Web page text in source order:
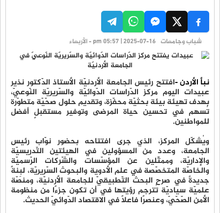
شباب وجامعات pm 05:57 | 2025-07-16 - الأربعاء
نبأ الأردن -افتتح رئيس الجامعة الأردنيّة الأستاذ الدّكتور نذير
عبيدات اليوم مركز الدّراسات الدّوائيّة والسّريريّة النّوعيّ،
بهدف تهيئة بيئة بحثيّة محفّزة، وتقديم حلول صحّيّة متطوّرة
تُسهم في تحسين حياة المرضى وتوفير مستقبلٍ أفضل
للمواطنين.
ويُشكّل المركز، الذي جرى افتتاحه بحضور نوّاب رئيس
الجامعة، وعدد من المسؤولين في الهيئتين التّدريسيّة
والإداريّة، وممثّلين عن المؤسّسات والشّركات الرّسميّة
والخاصّة المتخصّصة في علم الأدوية والبحوث السّريريّة، لبِنةً
جديدةً في صرح البحث التّطبيقيّ للجامعة الأردنيّة، ومنصّة
علميّة سياديّة تُترجم رؤيتها في أن تكون جزءًا من منظومة
الأمن الصّحّيّ، وعنصرًا فاعلًا في الاقتصاد الدّوائيّ الحديث.